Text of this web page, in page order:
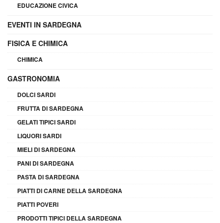
EDUCAZIONE CIVICA
EVENTI IN SARDEGNA
FISICA E CHIMICA
CHIMICA
GASTRONOMIA
DOLCI SARDI
FRUTTA DI SARDEGNA
GELATI TIPICI SARDI
LIQUORI SARDI
MIELI DI SARDEGNA
PANI DI SARDEGNA
PASTA DI SARDEGNA
PIATTI DI CARNE DELLA SARDEGNA
PIATTI POVERI
PRODOTTI TIPICI DELLA SARDEGNA